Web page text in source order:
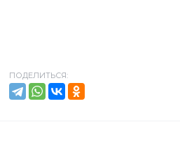
ПОДЕЛИТЬСЯ: